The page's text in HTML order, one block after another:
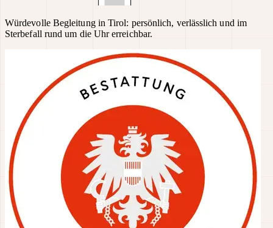
Würdevolle Begleitung in Tirol: persönlich, verlässlich und im
Sterbefall rund um die Uhr erreichbar.